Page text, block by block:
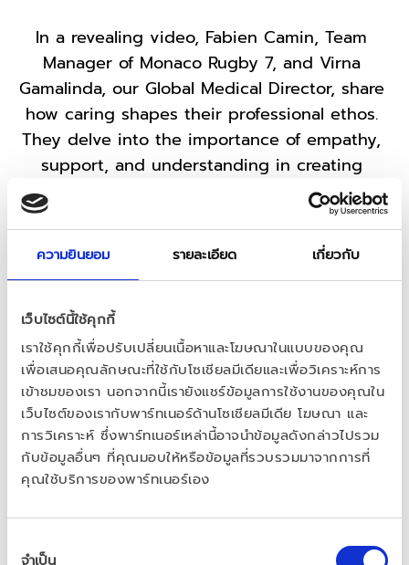
ความยินยอม รายละเอียด เกี่ยวกับ
เว็บไซต์นี้ใช้คุกกี้
เราใช้คุกกี้เพื่อปรับเปลี่ยนเนื้อหาและโฆษณาในแบบของคุณ
เพื่อเสนอคุณลักษณะที่ใช้กับโซเชียลมีเดียและเพื่อวิเคราะห์การ
เข้าชมของเรา นอกจากนี้เรายังแชร์ข้อมูลการใช้งานของคุณใน
เว็บไซต์ของเรากับพาร์ทเนอร์ด้านโซเชียลมีเดีย โฆษณา และ
การวิเคราะห์ ซึ่งพาร์ทเนอร์เหล่านี้อาจนำข้อมูลดังกล่าวไปรวม
กับข้อมูลอื่นๆ ที่คุณมอบให้หรือข้อมูลที่รวบรวมมาจากการที่
คุณใช้บริการของพาร์ทเนอร์เอง
จำเป็น
In a revealing video, Fabien Camin, Team
Manager of Monaco Rugby 7, and Virna
Gamalinda, our Global Medical Director, share
how caring shapes their professional ethos.
They delve into the importance of empathy,
support, and understanding in creating
Fabien discusses the role of caring in
building a supportive and unified team, while
patient care and medical innovation at
Besins. Their stories highlight how caring
fosters a culture of trust and respect, crucial
for success in both sports and healthcare.
This video showcases the profound influence
of caring on our work and relationships. It's a
commitment, we can make a significant
difference. Watch now to see caring in action